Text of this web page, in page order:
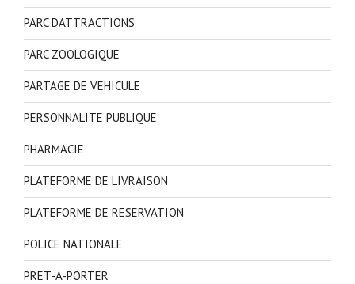
PARC D'ATTRACTIONS
PARC ZOOLOGIQUE
PARTAGE DE VEHICULE
PERSONNALITE PUBLIQUE
PHARMACIE
PLATEFORME DE LIVRAISON
PLATEFORME DE RESERVATION
POLICE NATIONALE
PRET-A-PORTER